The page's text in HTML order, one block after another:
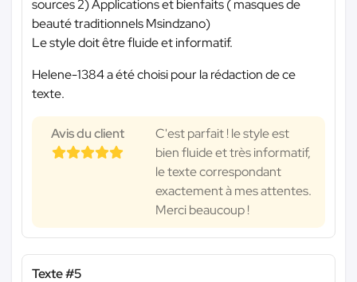
sources 2) Applications et bienfaits ( masques de
beauté traditionnels Msindzano)
Le style doit être fluide et informatif.
Helene-1384 a été choisi pour la rédaction de ce
texte.
Avis du client
C'est parfait ! le style est
bien fluide et très informatif,
le texte correspondant
exactement à mes attentes.
Merci beaucoup !
Texte #5